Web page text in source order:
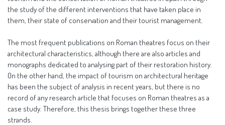
the study of the different interventions that have taken place in
them, their state of conservation and their tourist management.
The most frequent publications on Roman theatres focus on their
architectural characteristics, although there are also articles and
monographs dedicated to analysing part of their restoration history.
On the other hand, the impact of tourism on architectural heritage
has been the subject of analysis in recent years, but there is no
record of any research article that focuses on Roman theatres as a
case study. Therefore, this thesis brings together these three
strands.